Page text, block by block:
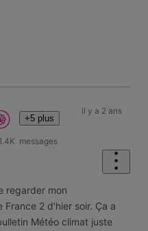
+5 plus
1.4K messages
il y a 2 ans
regarder mon
2 d'hier soir. Ça a
Météo climat juste